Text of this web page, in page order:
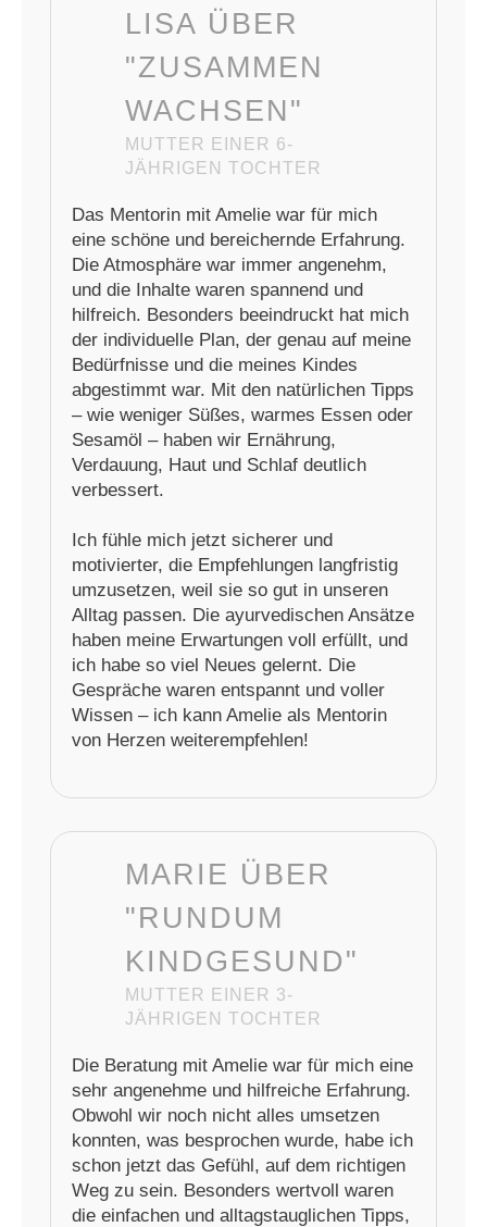
LISA ÜBER
"ZUSAMMEN
WACHSEN"
MUTTER EINER 6-
JÄHRIGEN TOCHTER
Das Mentorin mit Amelie war für mich
eine schöne und bereichernde Erfahrung.
Die Atmosphäre war immer angenehm,
und die Inhalte waren spannend und
hilfreich. Besonders beeindruckt hat mich
der individuelle Plan, der genau auf meine
Bedürfnisse und die meines Kindes
abgestimmt war. Mit den natürlichen Tipps
– wie weniger Süßes, warmes Essen oder
Sesamöl – haben wir Ernährung,
Verdauung, Haut und Schlaf deutlich
verbessert.
Ich fühle mich jetzt sicherer und
motivierter, die Empfehlungen langfristig
umzusetzen, weil sie so gut in unseren
Alltag passen. Die ayurvedischen Ansätze
haben meine Erwartungen voll erfüllt, und
ich habe so viel Neues gelernt. Die
Gespräche waren entspannt und voller
Wissen – ich kann Amelie als Mentorin
von Herzen weiterempfehlen!
MARIE ÜBER
"RUNDUM
KINDGESUND"
MUTTER EINER 3-
JÄHRIGEN TOCHTER
Die Beratung mit Amelie war für mich eine
sehr angenehme und hilfreiche Erfahrung.
Obwohl wir noch nicht alles umsetzen
konnten, was besprochen wurde, habe ich
schon jetzt das Gefühl, auf dem richtigen
Weg zu sein. Besonders wertvoll waren
die einfachen und alltagstauglichen Tipps,